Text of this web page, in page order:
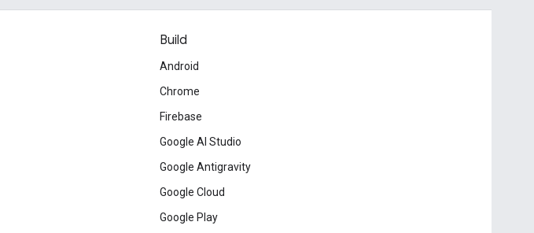
Build
Android
Chrome
Firebase
Google AI Studio
Google Antigravity
Google Cloud
Google Play